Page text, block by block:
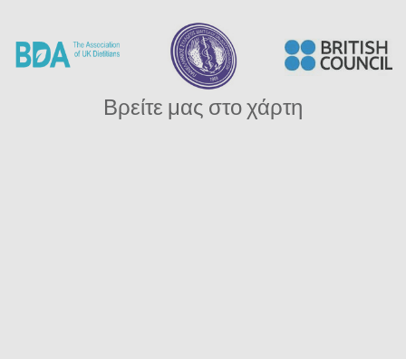
Βρείτε μας στο χάρτη